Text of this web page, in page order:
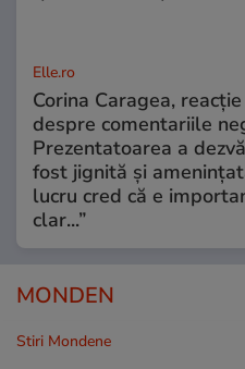
Elle.ro
Corina Caragea,
despre comentariile
Prezentatoarea a
fost jignită și
lucru cred că e
clar...”
MONDEN
Stiri Mondene